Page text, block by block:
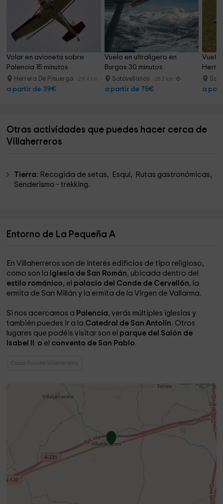
Volar en avioneta sobre
Palencia 15 minutos
Herrera De Pisuerga 29.4 km
a partir de 39€
Vuelo en ultraligero en
Burgos 30 minutos
Sotovellanos 28.3 km
a partir de 75€
Vuelo
a
Otras actividades que puedes hacer cerca de
Villaherreros
Tierra: Recogida de setas, Esquí, Rutas gastronómicas,
Senderismo - trekking.
Entorno de La Pequeña A
En Villaherreros son de interés edificios de tipo religioso,
como son la Iglesia de San Román, ubicada dentro del
estilo románico, el palacio del Conde de Cervellón, la
ermita de San Millán y la ermita de la Virgen de Vallarma.
Si nos acercamos a Palencia, verás múltiples iglesias y
también puedes ir a la Catedral de San Antolín. Otros
lugares que podéis visitar son el parque del Salón de
Isabel II o el convento de San Pablo.
Casas Rurales Villaherreros